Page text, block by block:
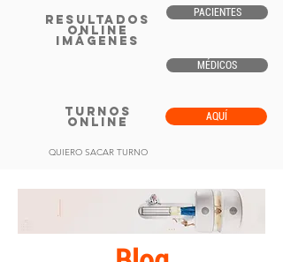
RESULTADOS
ONLINE
IMÁGENES
PACIENTES
MÉDICOS
TURNOS
ONLINE AQUÍ
QUIERO SACAR TURNO